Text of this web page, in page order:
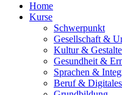
Home
Kurse
Schwerpunkt
Gesellschaft &
Kultur &
Gesundheit &
Sprachen &
Beruf & Digitales